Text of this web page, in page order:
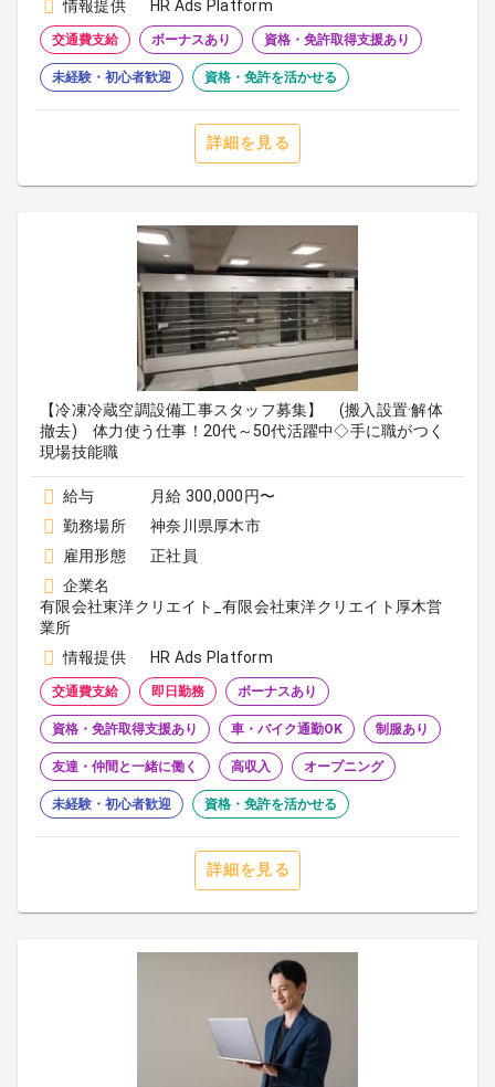
情報提供
HR Ads Platform
交通費支給 ボーナスあり 資格・免許取得支援あり
未経験・初心者歓迎 資格・免許を活かせる
詳細を見る
【冷凍冷蔵空調設備工事スタッフ募集】 (搬入設置·解体
撤去) 体力使う仕事！20代～50代活躍中◇手に職がつく
現場技能職
給与
月給 300,000円〜
勤務場所
神奈川県厚木市
雇用形態
正社員
企業名
有限会社東洋クリエイト_有限会社東洋クリエイト厚木営
業所
情報提供
HR Ads Platform
交通費支給 即日勤務 ボーナスあり
資格・免許取得支援あり 車・バイク通勤OK 制服あり
友達・仲間と一緒に働く 高収入 オープニング
未経験・初心者歓迎 資格・免許を活かせる
詳細を見る